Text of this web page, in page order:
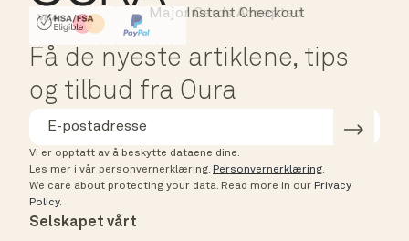
HSA/FSA Eligible
Affirm
Instant Checkout
Major Cards Accepted
Få de nyeste artiklene, tips
og tilbud fra Oura
Vi er opptatt av å beskytte dataene dine.
Les mer i vår personvernerklæring. Personvernerklæring.
We care about protecting your data. Read more in our Privacy
Policy.
Selskapet vårt